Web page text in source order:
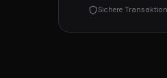
Sichere